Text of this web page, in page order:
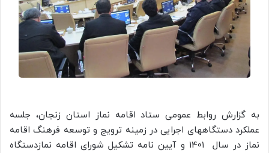
به گزارش روابط عمومی ستاد اقامه نماز استان زنجان، جلسه
عملکرد دستگاههای اجرایی در زمینه ترویج و توسعه فرهنگ اقامه
نماز در سال 1401 و آیین نامه تشکیل شورای اقامه نمازدستگاه